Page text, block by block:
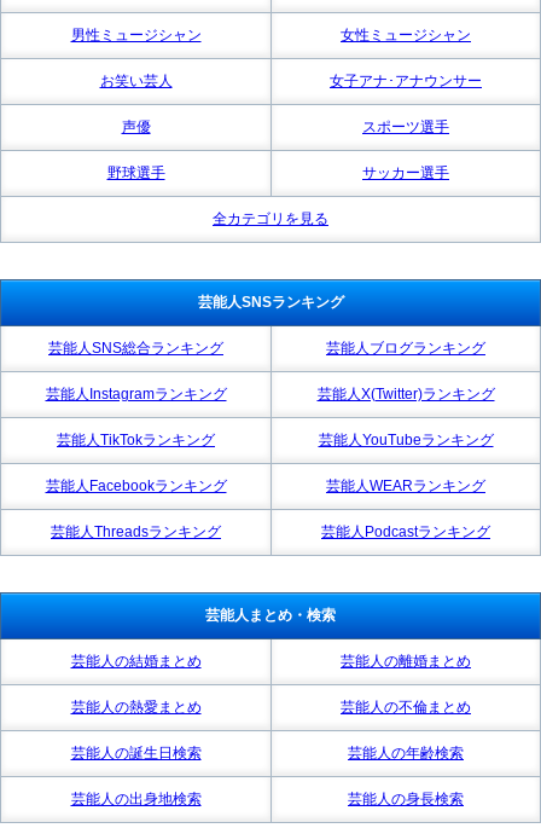
男性ミュージシャン 女性ミュージシャン
お笑い芸人 女子アナ･アナウンサー
声優 スポーツ選手
野球選手 サッカー選手
全カテゴリを見る
芸能人SNSランキング
芸能人SNS総合ランキング 芸能人ブログランキング
芸能人Instagramランキング 芸能人X(Twitter)ランキング
芸能人TikTokランキング 芸能人YouTubeランキング
芸能人Facebookランキング 芸能人WEARランキング
芸能人Threadsランキング 芸能人Podcastランキング
芸能人まとめ・検索
芸能人の結婚まとめ 芸能人の離婚まとめ
芸能人の熱愛まとめ 芸能人の不倫まとめ
芸能人の誕生日検索 芸能人の年齢検索
芸能人の出身地検索 芸能人の身長検索